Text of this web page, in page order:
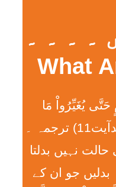
۔ ۔ ۔ ۔
حَتَّی يُغَيِّرُواْ مَا
بِأَنْفُسِہِمْ (سورت13الرعدآیت11) ترجمہ ۔
نہیں بدلتا
جو ان کے